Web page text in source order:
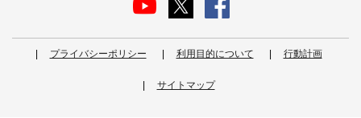
プライバシーポリシー 利用目的について 行動計画
サイトマップ